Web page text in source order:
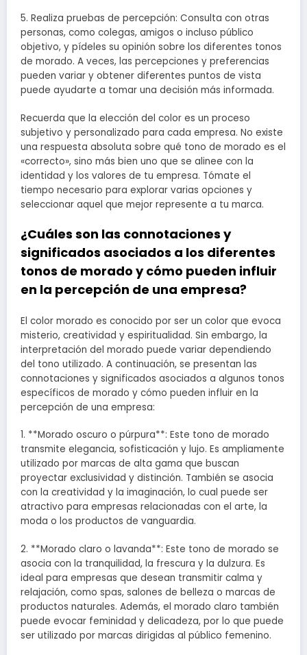
5. Realiza pruebas de percepción: Consulta con otras
personas, como colegas, amigos o incluso público
objetivo, y pídeles su opinión sobre los diferentes tonos
de morado. A veces, las percepciones y preferencias
pueden variar y obtener diferentes puntos de vista
puede ayudarte a tomar una decisión más informada.
Recuerda que la elección del color es un proceso
subjetivo y personalizado para cada empresa. No existe
una respuesta absoluta sobre qué tono de morado es el
«correcto», sino más bien uno que se alinee con la
identidad y los valores de tu empresa. Tómate el
tiempo necesario para explorar varias opciones y
seleccionar aquel que mejor represente a tu marca.
¿Cuáles son las connotaciones y
significados asociados a los diferentes
tonos de morado y cómo pueden influir
en la percepción de una empresa?
El color morado es conocido por ser un color que evoca
misterio, creatividad y espiritualidad. Sin embargo, la
interpretación del morado puede variar dependiendo
del tono utilizado. A continuación, se presentan las
connotaciones y significados asociados a algunos tonos
específicos de morado y cómo pueden influir en la
percepción de una empresa:
1. **Morado oscuro o púrpura**: Este tono de morado
transmite elegancia, sofisticación y lujo. Es ampliamente
utilizado por marcas de alta gama que buscan
proyectar exclusividad y distinción. También se asocia
con la creatividad y la imaginación, lo cual puede ser
atractivo para empresas relacionadas con el arte, la
moda o los productos de vanguardia.
2. **Morado claro o lavanda**: Este tono de morado se
asocia con la tranquilidad, la frescura y la dulzura. Es
ideal para empresas que desean transmitir calma y
relajación, como spas, salones de belleza o marcas de
productos naturales. Además, el morado claro también
puede evocar feminidad y delicadeza, por lo que puede
ser utilizado por marcas dirigidas al público femenino.